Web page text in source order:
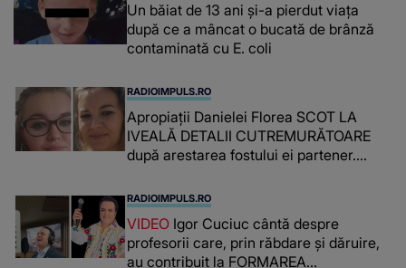
Un băiat de 13 ani și-a pierdut viața
după ce a mâncat o bucată de brânză
contaminată cu E. coli
RADIOIMPULS.RO
Apropiații Danielei Florea SCOT LA
IVEALĂ DETALII CUTREMURĂTOARE
după arestarea fostului ei partener.
românca ucisă în Italia și ascunsă în
lada unui pat: " Îmi pare rău că nu am
reușit să fac mai mult pentru ea și..."
RADIOIMPULS.RO
VIDEO Igor Cuciuc cântă despre
profesorii care, prin răbdare și dăruire,
au contribuit la FORMAREA